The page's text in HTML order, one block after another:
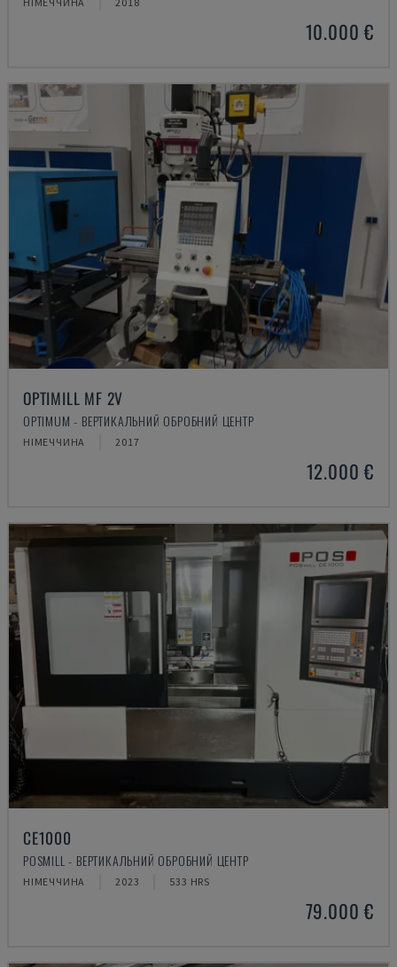
10.000 €
OPTIMILL MF 2V
OPTIMUM - ВЕРТИКАЛЬНИЙ ОБРОБНИЙ ЦЕНТР
НІМЕЧЧИНА 2017
12.000 €
CE1000
POSMILL - ВЕРТИКАЛЬНИЙ ОБРОБНИЙ ЦЕНТР
НІМЕЧЧИНА 2023 533 HRS
79.000 €